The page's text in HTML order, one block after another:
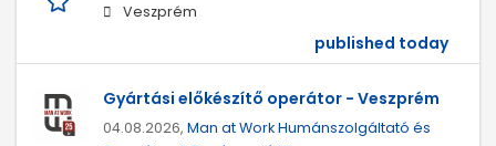
Veszprém
published today
Gyártási előkészítő operátor - Veszprém
04.08.2026, Man at Work Humánszolgáltató és